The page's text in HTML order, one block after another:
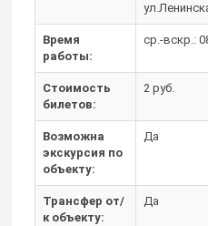
Время
работы:
ср.-вскр.:
Стоимость
билетов:
2 руб.
Возможна
экскурсия по
объекту:
Да
Трансфер от/
к объекту:
Да